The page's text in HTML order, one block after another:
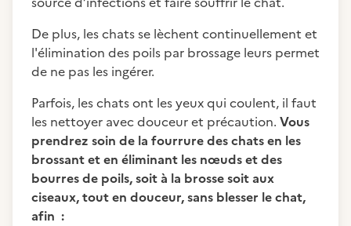
De plus, les chats se lèchent continuellement et
l'élimination des poils par brossage leurs permet
de ne pas les ingérer.
Parfois, les chats ont les yeux qui coulent, il faut
les nettoyer avec douceur et précaution. Vous
prendrez soin de la fourrure des chats en les
brossant et en éliminant les nœuds et des
bourres de poils, soit à la brosse soit aux
ciseaux, tout en douceur, sans blesser le chat,
afin :